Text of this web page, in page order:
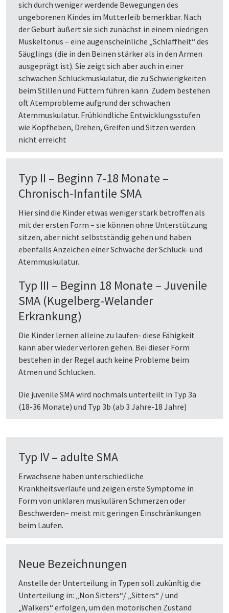
sich durch weniger werdende Bewegungen des
ungeborenen Kindes im Mutterleib bemerkbar. Nach
der Geburt äußert sie sich zunächst in einem niedrigen
Muskeltonus – eine augenscheinliche „Schlaffheit“ des
Säuglings (die in den Beinen stärker als in den Armen
ausgeprägt ist). Sie zeigt sich aber auch in einer
schwachen Schluckmuskulatur, die zu Schwierigkeiten
beim Stillen und Füttern führen kann. Zudem bestehen
oft Atemprobleme aufgrund der schwachen
Atemmuskulatur. Frühkindliche Entwicklungsstufen
wie Kopfheben, Drehen, Greifen und Sitzen werden
nicht erreicht
Typ II – Beginn 7-18 Monate –
Chronisch-Infantile SMA
Hier sind die Kinder etwas weniger stark betroffen als
mit der ersten Form – sie können ohne Unterstützung
sitzen, aber nicht selbstständig gehen und haben
ebenfalls Anzeichen einer Schwäche der Schluck- und
Atemmuskulatur.
Typ III – Beginn 18 Monate – Juvenile
SMA (Kugelberg-Welander
Erkrankung)
Die Kinder lernen alleine zu laufen- diese Fähigkeit
kann aber wieder verloren gehen. Bei dieser Form
bestehen in der Regel auch keine Probleme beim
Atmen und Schlucken.
Die juvenile SMA wird nochmals unterteilt in Typ 3a
(18-36 Monate) und Typ 3b (ab 3 Jahre-18 Jahre)
Typ IV – adulte SMA
Erwachsene haben unterschiedliche
Krankheitsverläufe und zeigen erste Symptome in
Form von unklaren muskulären Schmerzen oder
Beschwerden– meist mit geringen Einschränkungen
beim Laufen.
Neue Bezeichnungen
Anstelle der Unterteilung in Typen soll zukünftig die
Unterteilung in: „Non Sitters“/ „Sitters“ / und
„Walkers“ erfolgen, um den motorischen Zustand